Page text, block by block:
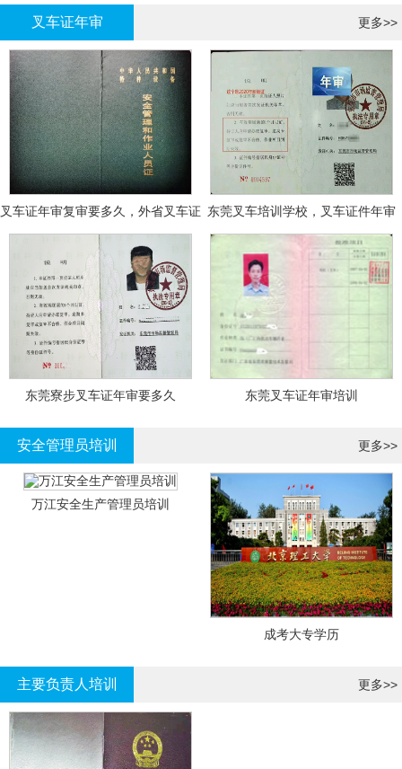
叉车证年审 更多>>
叉车证年审复审要多久，外省叉车证
年审换证
东莞叉车培训学校，叉车证件年审
东莞寮步叉车证年审要多久 东莞叉车证年审培训
安全管理员培训 更多>>
万江安全生产管理员培训
成考大专学历
主要负责人培训 更多>>